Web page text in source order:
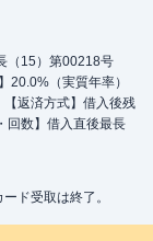
（15）第00218号
20.0%（実質年率）
【返済方式】借入後残
回数】借入直後最長
ド受取は終了。